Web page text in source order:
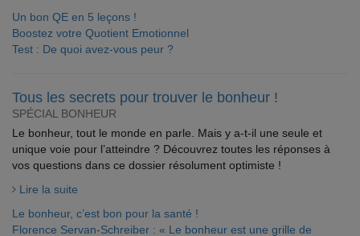
Un bon QE en 5 leçons !
Boostez votre Quotient Emotionnel
Test : De quoi avez-vous peur ?
Tous les secrets pour trouver le bonheur !
SPÉCIAL BONHEUR
Le bonheur, tout le monde en parle. Mais y a-t-il une seule et
unique voie pour l’atteindre ? Découvrez toutes les réponses à
vos questions dans ce dossier résolument optimiste !
Lire la suite
Le bonheur, c’est bon pour la santé !
Florence Servan-Schreiber : « Le bonheur est une grille de